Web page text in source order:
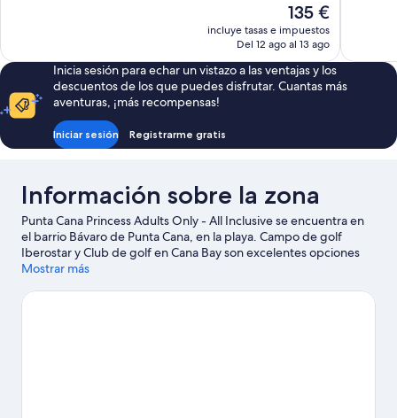
El
precio
actual
de
135 €
135 €
incluye tasas e impuestos
Del 12 ago al 13 ago
Inicia sesión para echar un vistazo a las ventajas y los
descuentos de los que puedes disfrutar. Cuantas más
aventuras, ¡más recompensas!
Iniciar sesión Registrarme gratis
Información sobre la zona
Punta Cana Princess Adults Only - All Inclusive se encuentra en
el barrio Bávaro de Punta Cana, en la playa. Campo de golf
Iberostar y Club de golf en Cana Bay son excelentes opciones
para los que buscan unas vacaciones activas, pero si prefieres
Gorda son lo que necesitas. Para una noche diferente, Discoteca
Mostrar más